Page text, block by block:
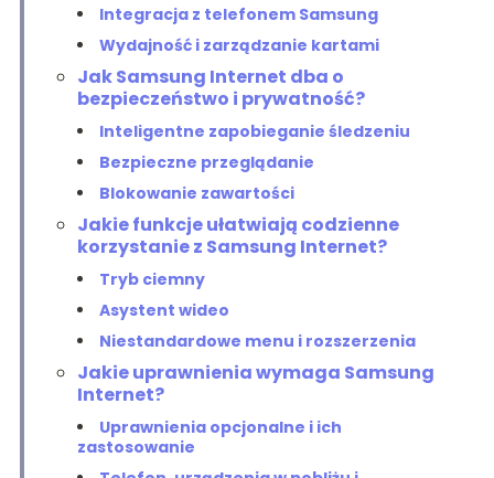
Integracja z telefonem Samsung
Wydajność i zarządzanie kartami
Jak Samsung Internet dba o
bezpieczeństwo i prywatność?
Inteligentne zapobieganie śledzeniu
Bezpieczne przeglądanie
Blokowanie zawartości
Jakie funkcje ułatwiają codzienne
korzystanie z Samsung Internet?
Tryb ciemny
Asystent wideo
Niestandardowe menu i rozszerzenia
Jakie uprawnienia wymaga Samsung
Internet?
Uprawnienia opcjonalne i ich
zastosowanie